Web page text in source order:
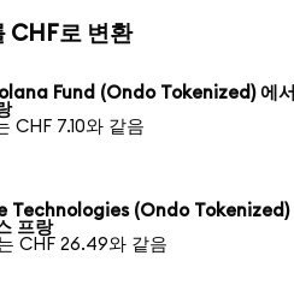
CHF로 변환
Fund (Ondo Tokenized) 에서
CHF 7.10와 같음
Technologies (Ondo Tokenized)
프랑
CHF 26.49와 같음